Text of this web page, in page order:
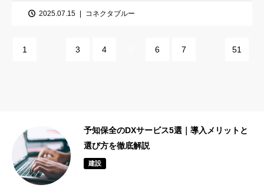
2025.07.15 コネクタブルー
1 3 4 6 7 51
設備メンテナンス会社5選|予防保全・予知保
全に強い企業と選び方を解説
建設